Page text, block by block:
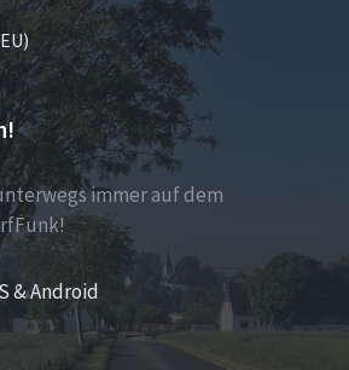
immer auf dem
& Android